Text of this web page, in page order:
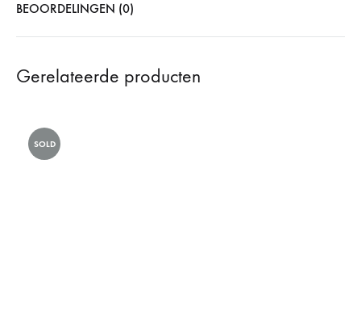
BEOORDELINGEN (0)
Gerelateerde producten
SOLD